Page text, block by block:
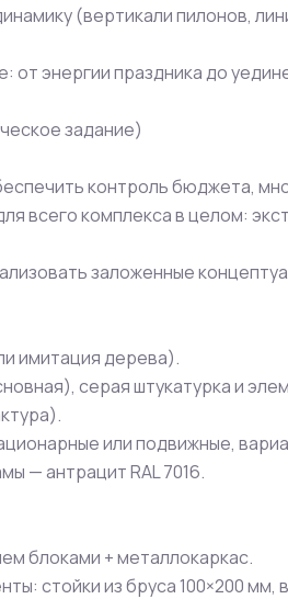
(вертикали пилонов,
от энергии праздника до
задание)
контроль бюджета,
всего комплекса в целом:
заложенные
имитация дерева).
серая штукатурка и
или подвижные,
— антрацит RAL 7016.
блоками + металлокаркас.
стойки из бруса 100×200 мм,